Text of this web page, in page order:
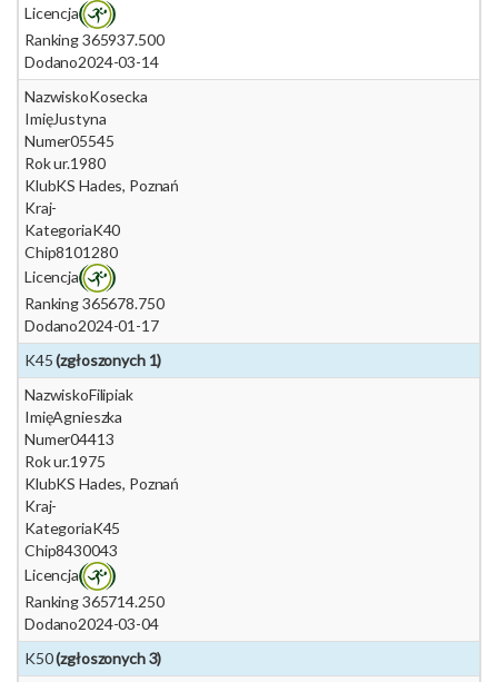
Licencja
Ranking 365937.500
Dodano2024-03-14
NazwiskoKosecka
ImięJustyna
Numer05545
Rok ur.1980
KlubKS Hades, Poznań
Kraj-
KategoriaK40
Chip8101280
Licencja
Ranking 365678.750
Dodano2024-01-17
K45(zgłoszonych 1)
NazwiskoFilipiak
ImięAgnieszka
Numer04413
Rok ur.1975
KlubKS Hades, Poznań
Kraj-
KategoriaK45
Chip8430043
Licencja
Ranking 365714.250
Dodano2024-03-04
K50(zgłoszonych 3)